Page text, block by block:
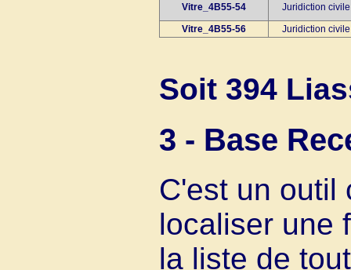
Vitre_4B55-54
Juridiction
Vitre_4B55-56
Juridiction
Soit 394
3 - Base
C'est un outil
localiser une
la liste de